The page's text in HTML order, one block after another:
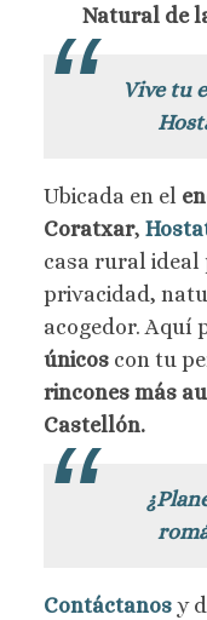
Natural de
Vive tu
Ubicada en el
Coratxar,
casa rural ideal
privacidad,
acogedor. Aquí
únicos con tu
rincones más
Castellón.
Contáctanos y